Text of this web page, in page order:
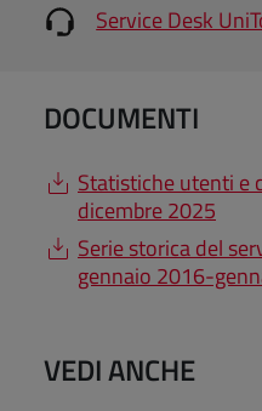
Service Desk
DOCUMENTI
Statistiche utenti e
dicembre 2025
Serie storica del
gennaio 2016-
VEDI ANCHE